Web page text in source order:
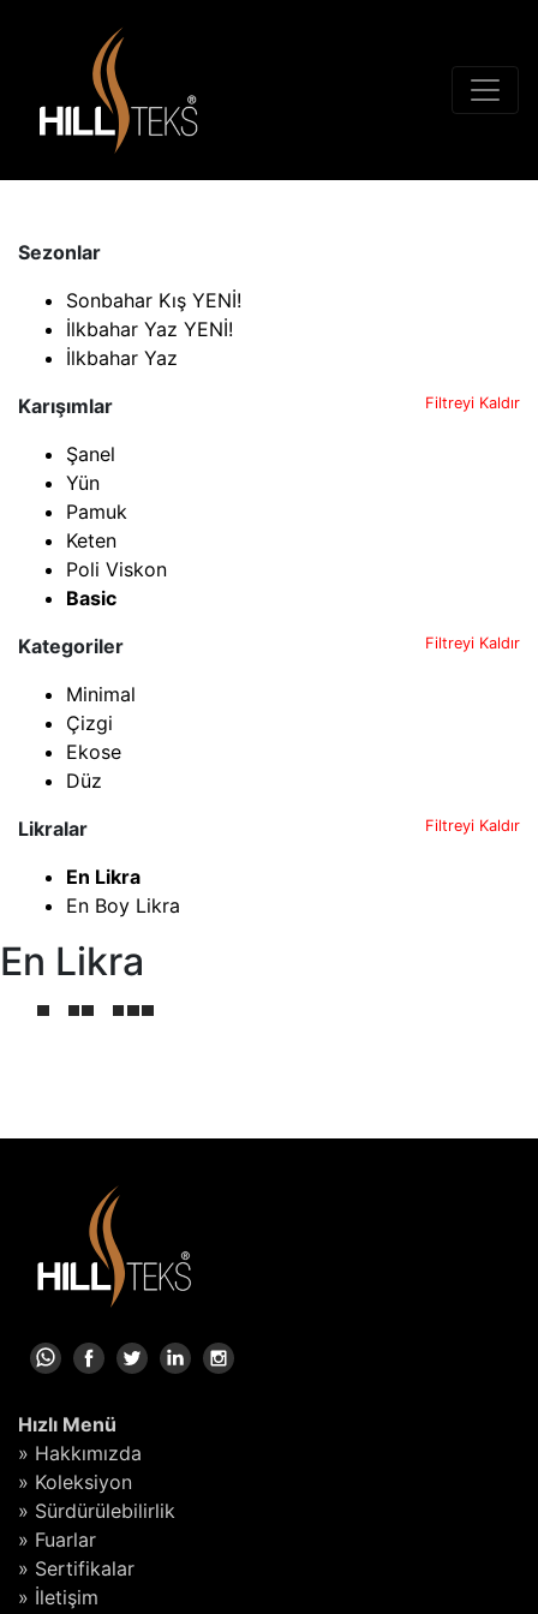
Sezonlar
Sonbahar Kış YENİ!
İlkbahar Yaz YENİ!
İlkbahar Yaz
Karışımlar
Filtreyi Kaldır
Şanel
Yün
Pamuk
Keten
Poli Viskon
Basic
Kategoriler
Filtreyi Kaldır
Minimal
Çizgi
Ekose
Düz
Likralar
Filtreyi Kaldır
En Likra
En Boy Likra
En Likra
Hızlı Menü
» Hakkımızda
» Koleksiyon
» Sürdürülebilirlik
» Fuarlar
» Sertifikalar
» İletişim